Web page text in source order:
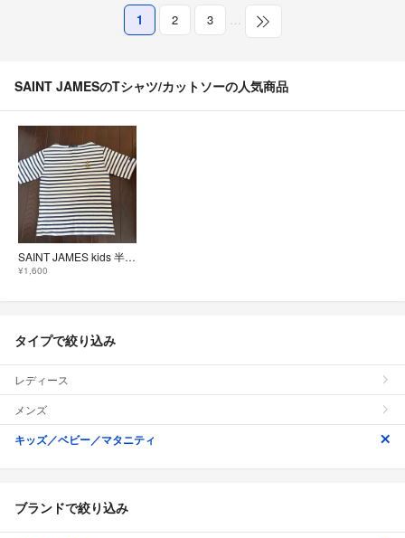
1 2 3 …
SAINT JAMESのTシャツ/カットソーの人気商品
SAINT JAMES kids 半袖 胸ロゴ白紺
¥1,600
タイプで絞り込み
レディース
メンズ
キッズ／ベビー／マタニティ
ブランドで絞り込み